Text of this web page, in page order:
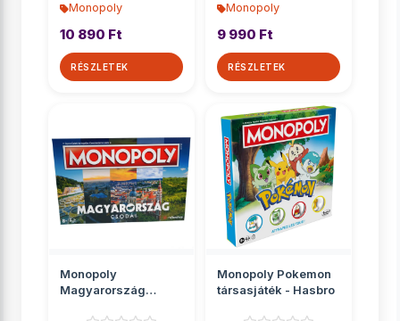
Monopoly
10 890 Ft
RÉSZLETEK
Monopoly
9 990 Ft
RÉSZLETEK
Monopoly
Magyarország
Monopoly Pokemon
társasjáték - Hasbro